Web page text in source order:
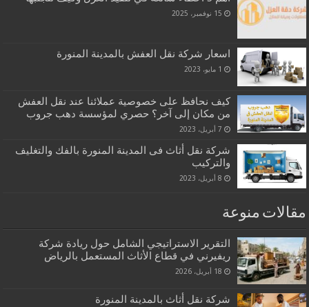
15 نوفمبر، 2025
اسعار شركة نقل العفش بالمدينة المنورة
1 مايو، 2023
كيف نحافظ على خصوصية عملائنا عند نقل العفش
من مكان إلى آخر؟ حصري لمؤسسة دهب جروب
7 أبريل، 2023
شركة نقل أثاث فى المدينة المنورة بالفك والتغليف
والتركيب
8 أبريل، 2023
مقالات منوعة
التقرير الاستراتيجي الشامل حول ريادة شركة
ريفيرني في قطاع الأثاث المستعمل بالرياض
18 أبريل، 2026
شركة نقل أثاث بالمدينة المنورة